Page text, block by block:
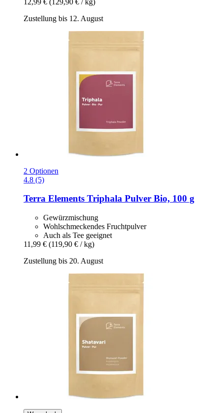
Zustellung bis 12. August
2 Optionen
4.8 (5)
Terra Elements Triphala Pulver Bio, 100 g
Gewürzmischung
Wohlschmeckendes Fruchtpulver
Auch als Tee geeignet
11,99 € (119,90 € / kg)
Zustellung bis 20. August